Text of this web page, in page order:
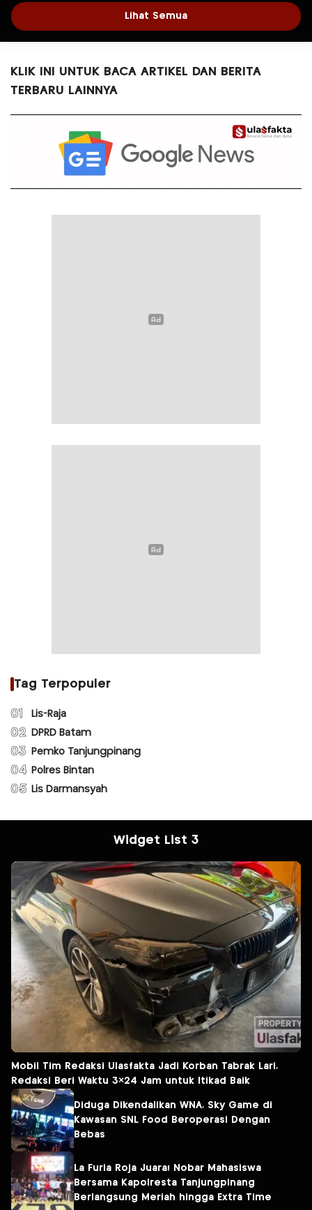
Lihat Semua
KLIK INI UNTUK BACA ARTIKEL DAN BERITA
TERBARU LAINNYA
Tag Terpopuler
01 Lis-Raja
02 DPRD Batam
03 Pemko Tanjungpinang
04 Polres Bintan
05 Lis Darmansyah
Widget List 3
Mobil Tim Redaksi Ulasfakta Jadi Korban Tabrak Lari,
Redaksi Beri Waktu 3×24 Jam untuk Itikad Baik
Diduga Dikendalikan WNA, Sky Game di
Kawasan SNL Food Beroperasi Dengan
Bebas
La Furia Roja Juara! Nobar Mahasiswa
Bersama Kapolresta Tanjungpinang
Berlangsung Meriah hingga Extra Time